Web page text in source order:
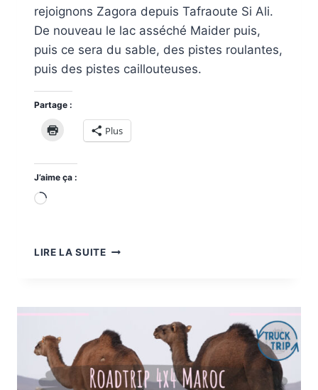
rejoignons Zagora depuis Tafraoute Si Ali.
De nouveau le lac asséché Maider puis,
puis ce sera du sable, des pistes roulantes,
puis des pistes caillouteuses.
Partage :
Plus
J’aime ça :
Chargement…
LIRE LA SUITEROADTRIP
TAFRAOUTE
ALI
À
ZAGORA